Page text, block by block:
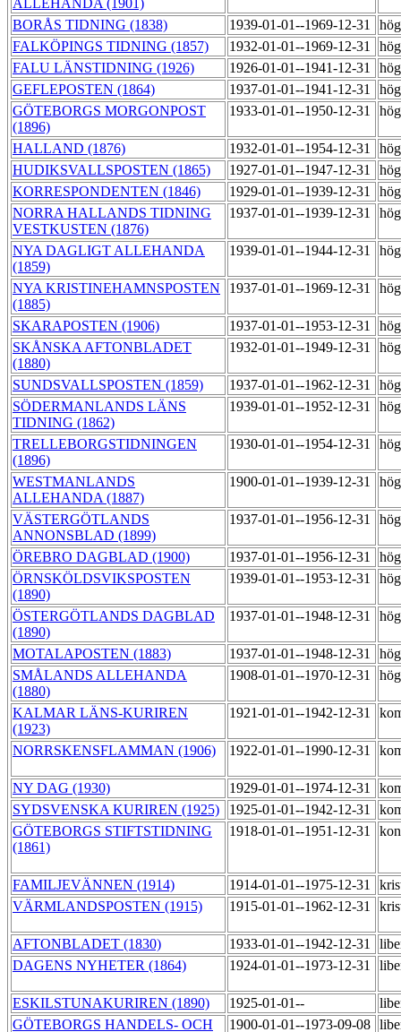
ALLEHANDA (1901)
BORÅS TIDNING (1838)
1939-01-01--1969-12-31
FALKÖPINGS TIDNING (1857)
1932-01-01--1969-12-31
FALU LÄNSTIDNING (1926)
1926-01-01--1941-12-31
GEFLEPOSTEN (1864)
1937-01-01--1941-12-31
GÖTEBORGS MORGONPOST
(1896)
1933-01-01--1950-12-31
HALLAND (1876) 1932-01-01--1954-12-31
HUDIKSVALLSPOSTEN (1865)
1927-01-01--1947-12-31
KORRESPONDENTEN (1846)
1929-01-01--1939-12-31
NORRA HALLANDS TIDNING
VESTKUSTEN (1876)
1937-01-01--1939-12-31
NYA DAGLIGT ALLEHANDA
(1859)
1939-01-01--1944-12-31
NYA KRISTINEHAMNSPOSTEN
(1885)
1937-01-01--1969-12-31
SKARAPOSTEN (1906) 1937-01-01--1953-12-31
SKÅNSKA AFTONBLADET
(1880)
1932-01-01--1949-12-31
SUNDSVALLSPOSTEN (1859) 1937-01-01--1962-12-31
SÖDERMANLANDS LÄNS
TIDNING (1862)
1939-01-01--1952-12-31
TRELLEBORGSTIDNINGEN
(1896)
1930-01-01--1954-12-31
WESTMANLANDS
ALLEHANDA (1887)
1900-01-01--1939-12-31
VÄSTERGÖTLANDS
ANNONSBLAD (1899)
1937-01-01--1956-12-31
ÖREBRO DAGBLAD (1900) 1937-01-01--1956-12-31
ÖRNSKÖLDSVIKSPOSTEN
(1890)
1939-01-01--1953-12-31
ÖSTERGÖTLANDS DAGBLAD
(1890)
1937-01-01--1948-12-31
MOTALAPOSTEN (1883) 1937-01-01--1948-12-31
SMÅLANDS ALLEHANDA
(1880)
1908-01-01--1970-12-31
KALMAR LÄNS-KURIREN
(1923)
1921-01-01--1942-12-31
NORRSKENSFLAMMAN (1906) 1922-01-01--1990-12-31
NY DAG (1930) 1929-01-01--1974-12-31
SYDSVENSKA KURIREN (1925)
1925-01-01--1942-12-31
GÖTEBORGS STIFTSTIDNING
(1861)
1918-01-01--1951-12-31
FAMILJEVÄNNEN (1914) 1914-01-01--1975-12-31
VÄRMLANDSPOSTEN (1915)
1915-01-01--1962-12-31
AFTONBLADET (1830) 1933-01-01--1942-12-31
DAGENS NYHETER (1864)
1924-01-01--1973-12-31
ESKILSTUNAKURIREN (1890) 1925-01-01--
GÖTEBORGS HANDELS- OCH
1900-01-01--1973-09-08